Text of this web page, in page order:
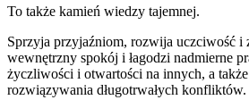
To także kamień wiedzy tajemnej.
Sprzyja przyjaźniom, rozwija uczciwość i
wewnętrzny spokój i łagodzi nadmierne
życzliwości i otwartości na innych, a
rozwiązywania długotrwałych konfliktów.